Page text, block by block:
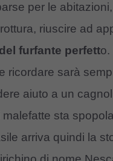
per le
riuscire ad
furfante perfetto.
ricordare sarà
aiuto a un
sta
arriva quindi la